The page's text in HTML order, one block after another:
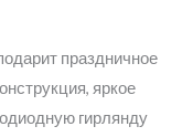
праздничное
яркое
гирлянду